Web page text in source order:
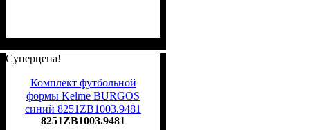
Суперцена!
Комплект футбольной
формы Kelme BURGOS
синий 8251ZB1003.9481
8251ZB1003.9481